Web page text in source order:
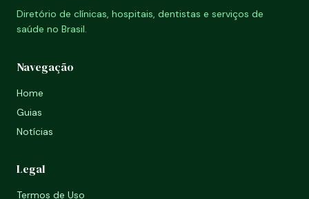
Diretório de clínicas, hospitais, dentistas e serviços de
saúde no Brasil.
Navegação
Home
Guias
Notícias
Legal
Termos de Uso